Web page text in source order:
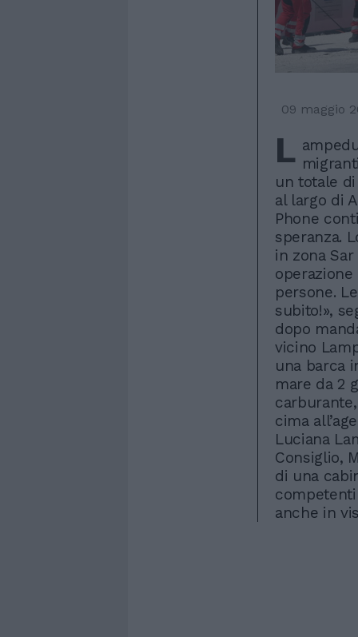
09 maggio
L
un totale di
al largo di
Phone
speranza.
in zona
persone.
subito!»,
dopo
vicino
una barca
mare da 2
cima
Luciana
Consiglio,
di una
anche in